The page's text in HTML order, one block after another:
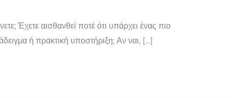
Έχετε αισθανθεί ποτέ ότι υπάρχει ένας πιο
ή πρακτική υποστήριξη; Αν ναι, […]